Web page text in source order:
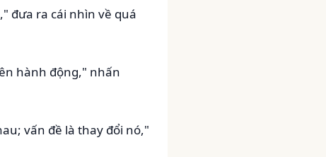
đưa ra cái nhìn về quá
hành động," nhấn
vấn đề là thay đổi nó,"